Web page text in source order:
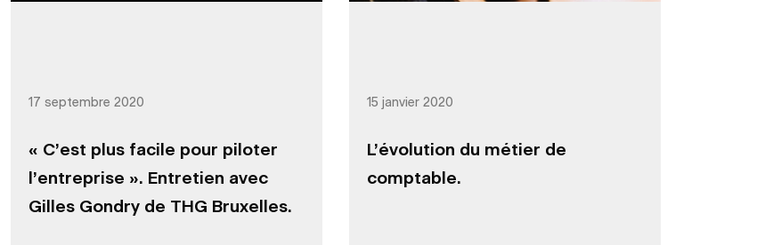
« C’est plus facile pour piloter
l’entreprise ». Entretien avec
Gilles Gondry de THG Bruxelles.
17 septembre 2020
L’évolution du métier de
comptable.
15 janvier 2020